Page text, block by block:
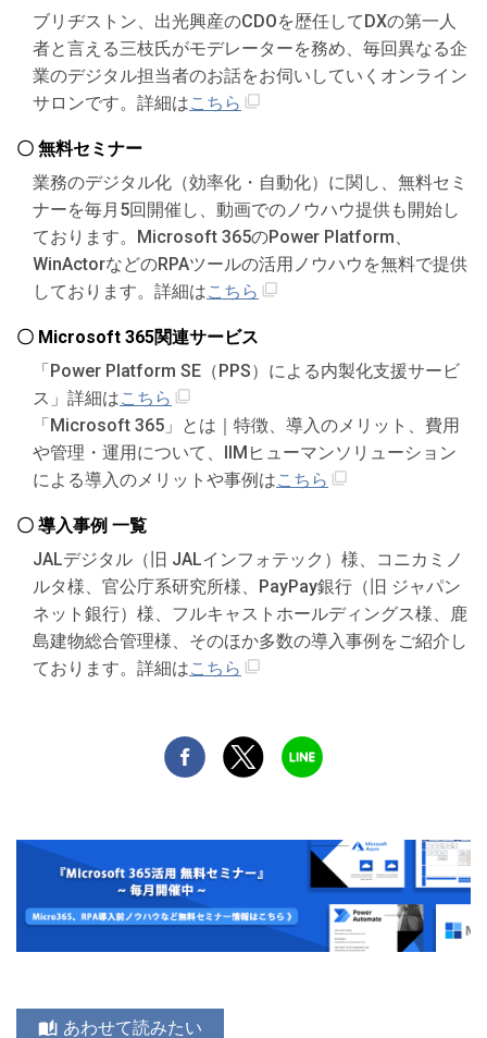
ブリヂストン、出光興産のCDOを歴任してDXの第一人
者と言える三枝氏がモデレーターを務め、毎回異なる企
業のデジタル担当者のお話をお伺いしていくオンライン
サロンです。詳細はこちら
〇 無料セミナー
業務のデジタル化（効率化・自動化）に関し、無料セミ
ナーを毎月5回開催し、動画でのノウハウ提供も開始し
ております。Microsoft 365のPower Platform、
WinActorなどのRPAツールの活用ノウハウを無料で提供
しております。詳細はこちら
〇 Microsoft 365関連サービス
「Power Platform SE（PPS）による内製化支援サービ
ス」詳細はこちら
「Microsoft 365」とは｜特徴、導入のメリット、費用
や管理・運用について、IIMヒューマンソリューション
による導入のメリットや事例はこちら
〇 導入事例 一覧
JALデジタル（旧 JALインフォテック）様、コニカミノ
ルタ様、官公庁系研究所様、PayPay銀行（旧 ジャパン
ネット銀行）様、フルキャストホールディングス様、鹿
島建物総合管理様、そのほか多数の導入事例をご紹介し
ております。詳細はこちら
あわせて読みたい